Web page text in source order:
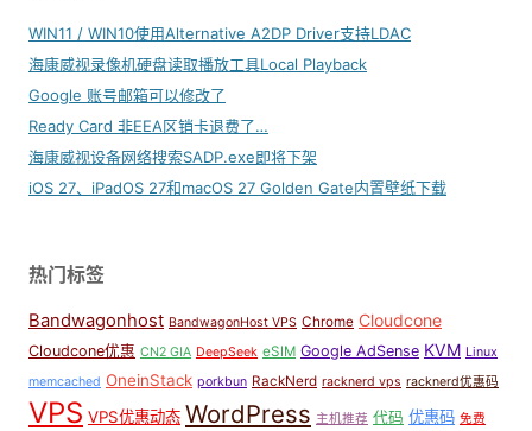
WIN11 / WIN10使用Alternative A2DP Driver支持LDAC
海康威视录像机硬盘读取播放工具Local Playback
Google 账号邮箱可以修改了
Ready Card 非EEA区销卡退费了…
海康威视设备网络搜索SADP.exe即将下架
iOS 27、iPadOS 27和macOS 27 Golden Gate内置壁纸下载
热门标签
Bandwagonhost BandwagonHost VPS Chrome Cloudcone
Cloudcone优惠 CN2 GIA DeepSeek eSIM Google AdSense KVM Linux
memcached OneinStack porkbun RackNerd racknerd vps racknerd优惠码
VPS VPS优惠动态 WordPress 主机推荐 代码 优惠码 免费